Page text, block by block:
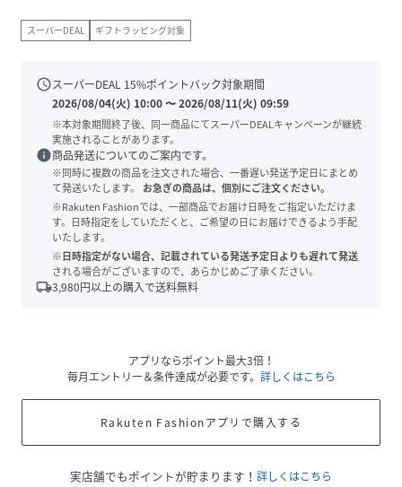
スーパーDEAL ギフトラッピング対象
scheduleスーパーDEAL 15%ポイントバック対象期間
2026/08/04(火) 10:00〜2026/08/11(火) 09:59
※本対象期間終了後、同一商品にてスーパーDEALキャンペーンが継続
実施されることがあります。
info商品発送についてのご案内です。
※同時に複数の商品を注文された場合、一番遅い発送予定日にまとめ
て発送いたします。
お急ぎの商品は、個別にご注文ください。
※Rakuten Fashionでは、一部商品でお届け日時をご指定いただけま
す。日時指定をしていただくと、ご希望の日にお届けできるよう手配
いたします。
※日時指定がない場合、記載されている発送予定日よりも遅れて発送
される場合がございますので、あらかじめご了承ください。
local_shipping3,980円以上の購入で送料無料
アプリならポイント最大3倍！
毎月エントリー＆条件達成が必要です。 詳しくはこちら
Rakuten Fashionアプリで購入する
実店舗でもポイントが貯まります！ 詳しくはこちら